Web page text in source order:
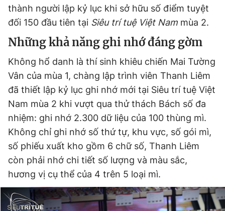
thành người lập kỷ lục khi sở hữu số điểm tuyệt
đối 150 đầu tiên tại Siêu trí tuệ Việt Nam mùa 2.
Những khả năng ghi nhớ đáng gờm
Không hổ danh là thí sinh khiêu chiến Mai Tường
Vân của mùa 1, chàng lập trình viên Thanh Liêm
đã thiết lập kỷ lục ghi nhớ mới tại Siêu trí tuệ Việt
Nam mùa 2 khi vượt qua thử thách Bách số đa
nhiệm: ghi nhớ 2.300 dữ liệu của 100 thùng mì.
Không chỉ ghi nhớ số thứ tự, khu vực, số gói mì,
số phiếu xuất kho gồm 6 chữ số, Thanh Liêm
còn phải nhớ chi tiết số lượng và màu sắc,
hương vị cụ thể của 4 trên 5 loại mì.